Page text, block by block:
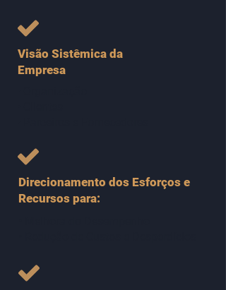
Visão Sistêmica da
Empresa
Direcionamento dos Esforços e
Recursos para: